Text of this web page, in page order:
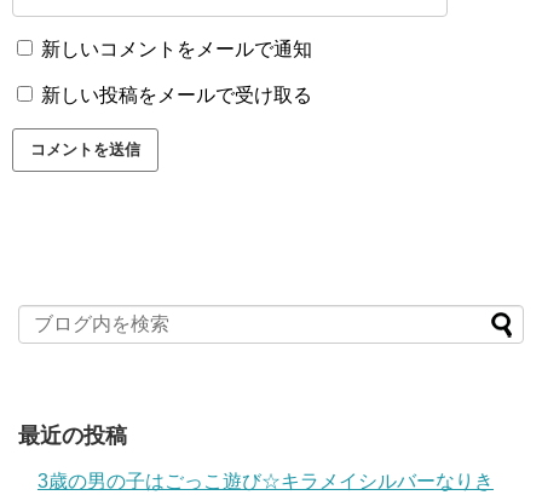
新しいコメントをメールで通知
新しい投稿をメールで受け取る
最近の投稿
3歳の男の子はごっこ遊び☆キラメイシルバーなりき